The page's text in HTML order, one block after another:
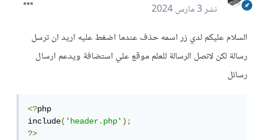
نشر3 مارس 2024
السلام عليكم لدي زر اسمه حذف عندما اضغط عليه اريد ان ترسل
رسالة لكن لاتصل الرسالة للعلم موقع علي استضافة ويدعم ارسال
رسائل
<?php
include('header.php');
?>